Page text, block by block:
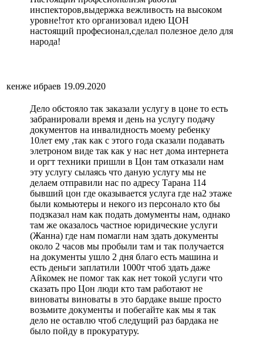
инспекторов,выдержка вежливость на высоком
уровне!тот кто организовал идею ЦОН
настоящий професионал,сделал полезное дело для
народа!
кенже ибраев 19.09.2020
Дело обстояло так заказали услугу в цоне то есть
забранировали время и день на услугу подачу
документов на инвалидность моему ребенку
10лет ему ,так как с этого года сказали подавать
элетроном виде так как у нас нет дома интернета
и оргт техники пришли в Цон там отказали нам
эту услугу сылаясь что даную услугу мы не
делаем отправили нас по адресу Тарана 114
бывший цон где оказывается услуга где на2 этаже
были комьютеры и некого из персонало кто бы
подзказал нам как подать домументы нам, однако
там же оказалось частное юридические услуги
(Жанна) где нам помагли нам здать документы
около 2 часов мы пробыли там и так получается
на документы ушло 2 дня благо есть машина и
есть деньги заплатили 1000т чтоб здать даже
Айкомек не помог так как нет токой услуги что
сказать про Цон люди кто там работают не
виноваты виноваты в это бардаке выше просто
возьмите документы и побегайте как мы я так
дело не оставлю чтоб следущий раз бардака не
было пойду в прокуратуру.